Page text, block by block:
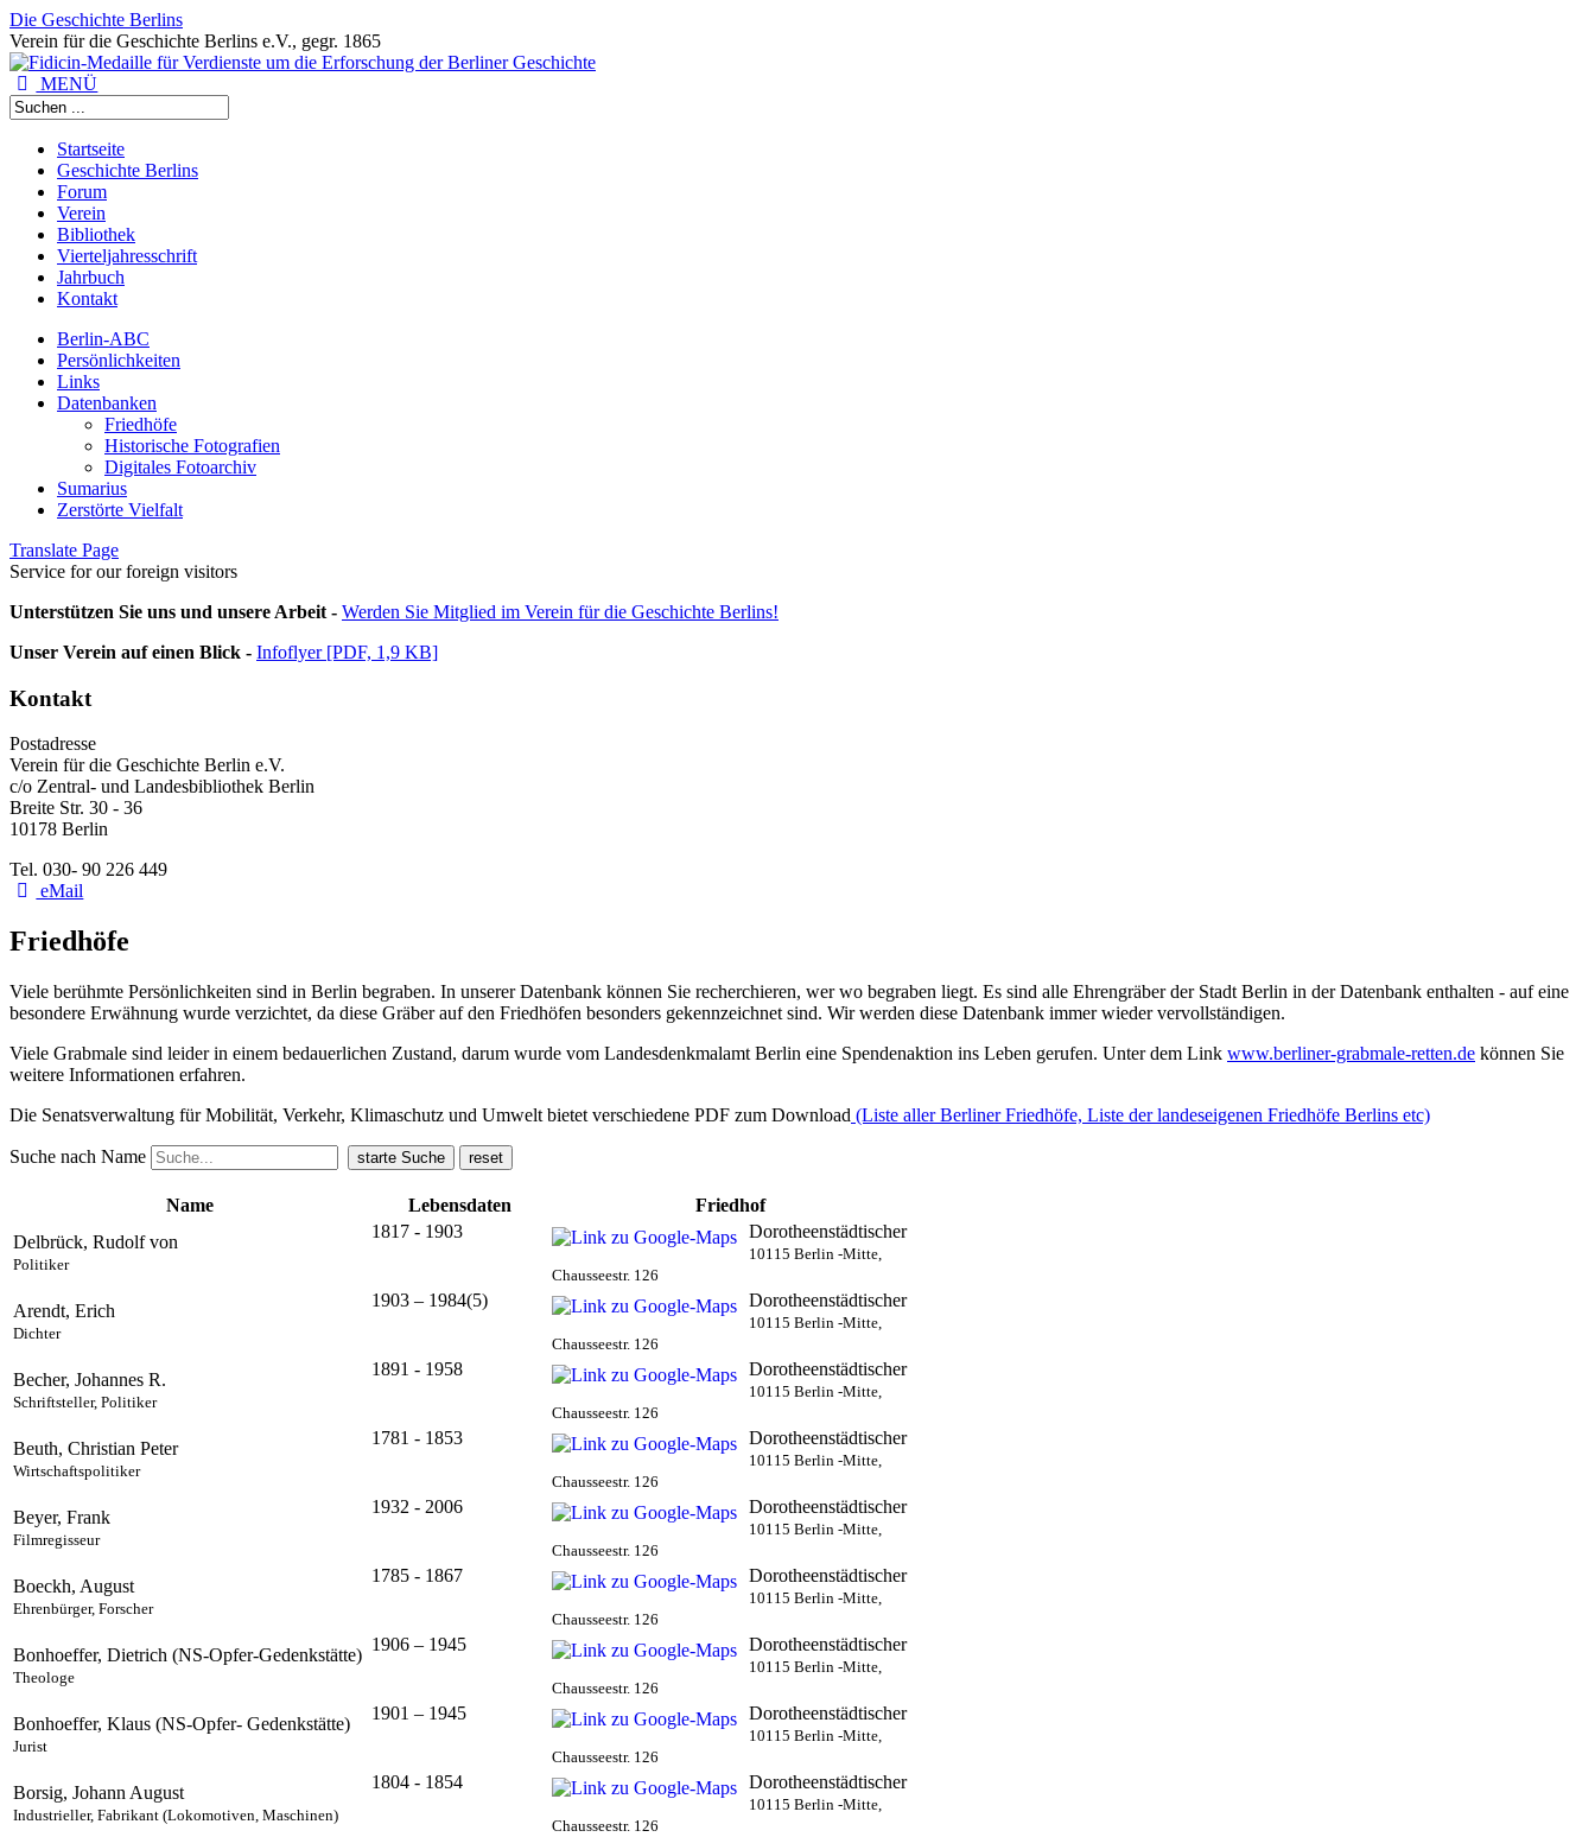
Die Geschichte Berlins
Verein für die Geschichte Berlins e.V., gegr. 1865
MENÜ
Startseite
Geschichte Berlins
Forum
Verein
Bibliothek
Vierteljahresschrift
Jahrbuch
Kontakt
Berlin-ABC
Persönlichkeiten
Links
Datenbanken
Friedhöfe
Historische Fotografien
Digitales Fotoarchiv
Sumarius
Zerstörte Vielfalt
Translate Page
Service for our foreign visitors
Unterstützen Sie uns und unsere Arbeit - Werden Sie Mitglied im Verein für die Geschichte Berlins!
Unser Verein auf einen Blick - Infoflyer [PDF, 1,9 KB]
Kontakt
Postadresse
Verein für die Geschichte Berlin e.V.
c/o Zentral- und Landesbibliothek Berlin
Breite Str. 30 - 36
10178 Berlin
Tel. 030- 90 226 449
eMail
Friedhöfe
Viele berühmte Persönlichkeiten sind in Berlin begraben. In unserer Datenbank können Sie recherchieren, wer wo begraben liegt. Es sind alle Ehrengräber der Stadt Berlin in der Datenbank enthalten - auf eine
besondere Erwähnung wurde verzichtet, da diese Gräber auf den Friedhöfen besonders gekennzeichnet sind. Wir werden diese Datenbank immer wieder vervollständigen.
Viele Grabmale sind leider in einem bedauerlichen Zustand, darum wurde vom Landesdenkmalamt Berlin eine Spendenaktion ins Leben gerufen. Unter dem Link www.berliner-grabmale-retten.de können Sie
weitere Informationen erfahren.
Die Senatsverwaltung für Mobilität, Verkehr, Klimaschutz und Umwelt bietet verschiedene PDF zum Download (Liste aller Berliner Friedhöfe, Liste der landeseigenen Friedhöfe Berlins etc)
Suche nach Name
Name Lebensdaten
Friedhof
Delbrück, Rudolf von
Politiker
1817 - 1903 Dorotheenstädtischer
10115 Berlin -Mitte,
Chausseestr. 126
Arendt, Erich
Dichter
1903 – 1984(5) Dorotheenstädtischer
10115 Berlin -Mitte,
Chausseestr. 126
Becher, Johannes R.
Schriftsteller, Politiker
1891 - 1958 Dorotheenstädtischer
10115 Berlin -Mitte,
Chausseestr. 126
Beuth, Christian Peter
Wirtschaftspolitiker
1781 - 1853 Dorotheenstädtischer
10115 Berlin -Mitte,
Chausseestr. 126
Beyer, Frank
Filmregisseur
1932 - 2006 Dorotheenstädtischer
10115 Berlin -Mitte,
Chausseestr. 126
Boeckh, August
Ehrenbürger, Forscher
1785 - 1867 Dorotheenstädtischer
10115 Berlin -Mitte,
Chausseestr. 126
Bonhoeffer, Dietrich (NS-Opfer-Gedenkstätte)
Theologe
1906 – 1945 Dorotheenstädtischer
10115 Berlin -Mitte,
Chausseestr. 126
Bonhoeffer, Klaus (NS-Opfer- Gedenkstätte)
Jurist
1901 – 1945 Dorotheenstädtischer
10115 Berlin -Mitte,
Chausseestr. 126
Borsig, Johann August
Industrieller, Fabrikant (Lokomotiven, Maschinen)
1804 - 1854 Dorotheenstädtischer
10115 Berlin -Mitte,
Chausseestr. 126